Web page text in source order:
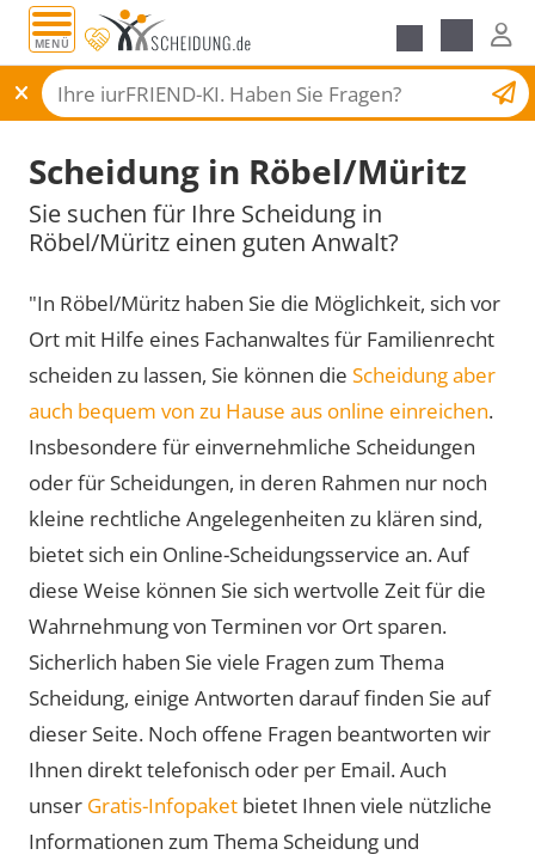
MENÜ
Scheidungsantrag
Scheidung in Röbel/Müritz
Sie suchen für Ihre Scheidung in
Röbel/Müritz einen guten Anwalt?
"In Röbel/Müritz haben Sie die Möglichkeit, sich vor
Ort mit Hilfe eines Fachanwaltes für Familienrecht
scheiden zu lassen, Sie können die Scheidung aber
auch bequem von zu Hause aus online einreichen.
Insbesondere für einvernehmliche Scheidungen
oder für Scheidungen, in deren Rahmen nur noch
kleine rechtliche Angelegenheiten zu klären sind,
bietet sich ein Online-Scheidungsservice an. Auf
diese Weise können Sie sich wertvolle Zeit für die
Wahrnehmung von Terminen vor Ort sparen.
Sicherlich haben Sie viele Fragen zum Thema
Scheidung, einige Antworten darauf finden Sie auf
dieser Seite. Noch offene Fragen beantworten wir
Ihnen direkt telefonisch oder per Email. Auch
unser Gratis-Infopaket bietet Ihnen viele nützliche
Informationen zum Thema Scheidung und